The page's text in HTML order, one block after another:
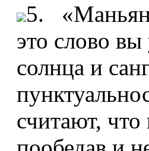
5.
это слово
солнца и
считают,